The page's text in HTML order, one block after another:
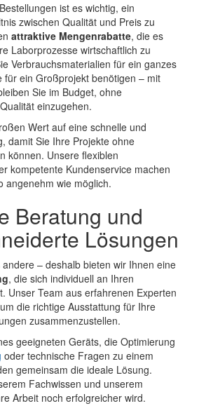
ist es wichtig, ein
zwischen Qualität und Preis zu
attraktive Mengenrabatte, die es
Laborprozesse wirtschaftlich zu
Verbrauchsmaterialien für ein ganzes
für ein Großprojekt benötigen – mit
Sie im Budget, ohne
einzugehen.
Wert auf eine schnelle und
damit Sie Ihre Projekte ohne
können. Unsere flexiblen
kompetente Kundenservice machen
angenehm wie möglich.
Beratung und
Lösungen
– deshalb bieten wir Ihnen eine
, die sich individuell an Ihren
Unser Team aus erfahrenen Experten
die richtige Ausstattung für Ihre
zusammenzustellen.
geeigneten Geräts, die Optimierung
oder technische Fragen zu einem
gemeinsam die ideale Lösung.
Fachwissen und unserem
Arbeit noch erfolgreicher wird.